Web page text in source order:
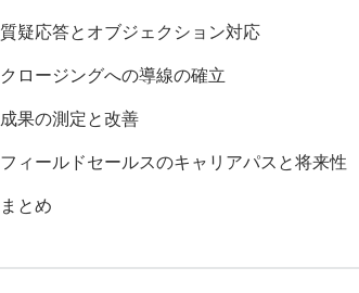
質疑応答とオブジェクション対応
クロージングへの導線の確立
成果の測定と改善
フィールドセールスのキャリアパスと将来性
まとめ